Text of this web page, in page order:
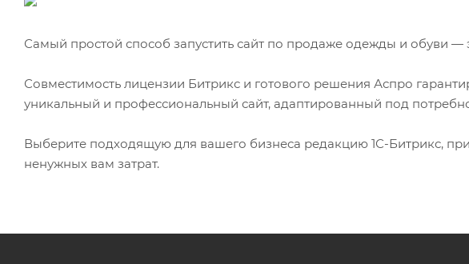
Самый простой способ запустить сайт по продаже одежды и обуви —
Совместимость лицензии Битрикс и готового решения Аспро
уникальный и профессиональный сайт, адаптированный под
Выберите подходящую для вашего бизнеса редакцию 1С-Битрикс,
ненужных вам затрат.